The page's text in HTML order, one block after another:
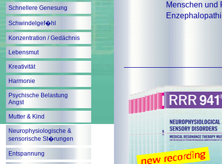
Schnellere Genesung
Schwindelgef�hl
Konzentration / Gedächnis
Lebensmut
Kreativität
Harmonie
Psychische Belastung
Angst
Mutter & Kind
Neurophysiologische &
sensorische St�rungen
Entspannung
Menschen und